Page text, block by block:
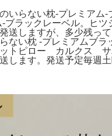
いらない枕-プレミアム
-ブラックレーベル。ヒ
送しますが、多少残っ
ない枕 -プレミアムブ
トピロー カルクス サ
します。発送予定毎週